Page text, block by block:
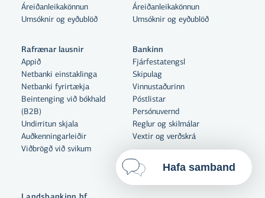
Nánar um vefkökur
Leyfa allar
Áreiðanleikakönnun
Umsóknir og eyðublöð
Áreiðanleikakönnun
Umsóknir og eyðublöð
Rafrænar lausnir
Appið
Netbanki einstaklinga
Netbanki fyrirtækja
Beintenging við bókhald
(B2B)
Undirritun skjala
Auðkenningarleiðir
Viðbrögð við svikum
Bankinn
Fjárfestatengsl
Skipulag
Vinnustaðurinn
Póstlistar
Persónuvernd
Reglur og skilmálar
Vextir og verðskrá
Hafa samband